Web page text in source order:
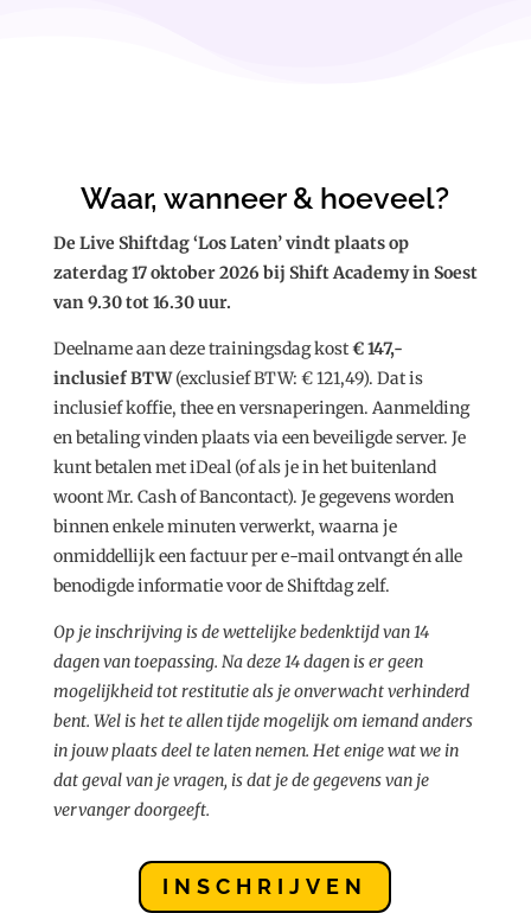
Waar, wanneer & hoeveel?
De Live Shiftdag ‘Los Laten’ vindt plaats op
zaterdag 17 oktober 2026 bij Shift Academy in Soest
van 9.30 tot 16.30 uur.
Deelname aan deze trainingsdag kost€ 147,-
inclusief BTW(exclusief BTW: € 121,49). Dat is
inclusief koffie, thee en versnaperingen. Aanmelding
en betaling vinden plaats via een beveiligde server. Je
kunt betalen met iDeal (of als je in het buitenland
woont Mr. Cash of Bancontact). Je gegevens worden
binnen enkele minuten verwerkt, waarna je
onmiddellijk een factuur per e-mail ontvangt én alle
benodigde informatie voor de Shiftdag zelf.
Op je inschrijving is de wettelijke bedenktijd van 14
dagen van toepassing. Na deze 14 dagen is er geen
mogelijkheid tot restitutie als je onverwacht verhinderd
bent. Wel is het te allen tijde mogelijk om iemand anders
in jouw plaats deel te laten nemen. Het enige wat we in
dat geval van je vragen, is dat je de gegevens van je
vervanger doorgeeft.
INSCHRIJVEN